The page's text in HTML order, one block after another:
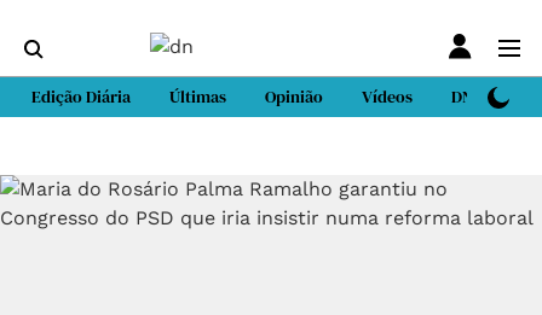
Edição Diária Últimas Opinião Vídeos DN Sport